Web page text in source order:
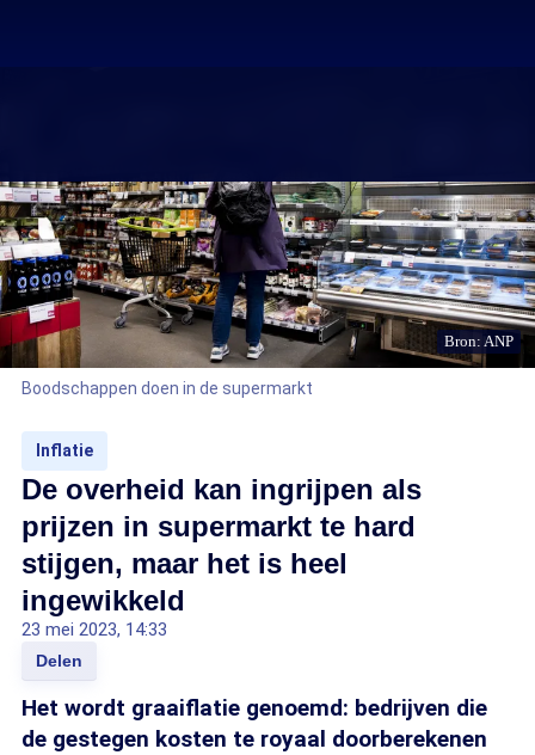
Bron: ANP
Boodschappen doen in de supermarkt
Inflatie
De overheid kan ingrijpen als
prijzen in supermarkt te hard
stijgen, maar het is heel
ingewikkeld
23 mei 2023, 14:33
Delen
Het wordt graaiflatie genoemd: bedrijven die
de gestegen kosten te royaal doorberekenen